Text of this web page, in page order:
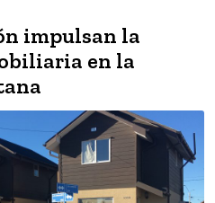
impulsan la
en la